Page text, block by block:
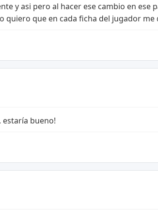
y asi pero al hacer ese cambio en
quiero que en cada ficha del jugador
estaría bueno!